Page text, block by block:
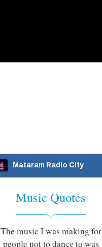
Mataram Radio City
Music Quotes
The music I was making for
people not to dance to was